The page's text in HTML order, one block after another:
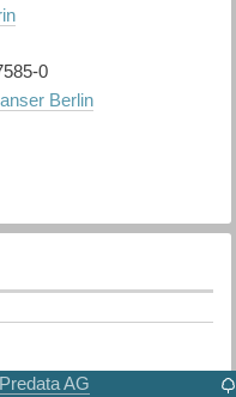
0
Berlin
Predata AG